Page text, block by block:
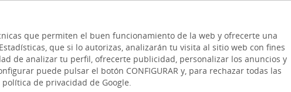
que permiten el buen funcionamiento de la web y ofrecerte una
que si lo autorizas, analizarán tu visita al sitio web con fines
de analizar tu perfil, ofrecerte publicidad, personalizar los anuncios y
puede pulsar el botón CONFIGURAR y, para rechazar todas las
de privacidad de Google.
DE
EMPRESAS AGRO